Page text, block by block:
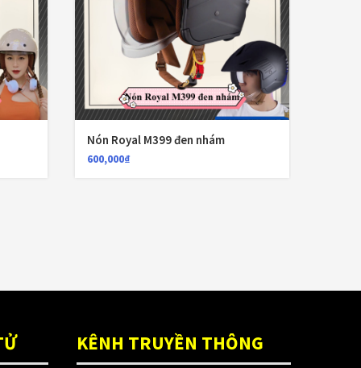
Nón Royal M399 đen nhám
600,000₫
KÊNH TRUYỀN THÔNG